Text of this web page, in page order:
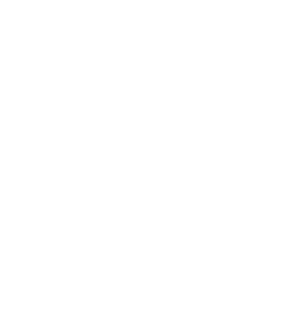
na hory a troška zregenerovať a
najkrajších vrcholov v Malej